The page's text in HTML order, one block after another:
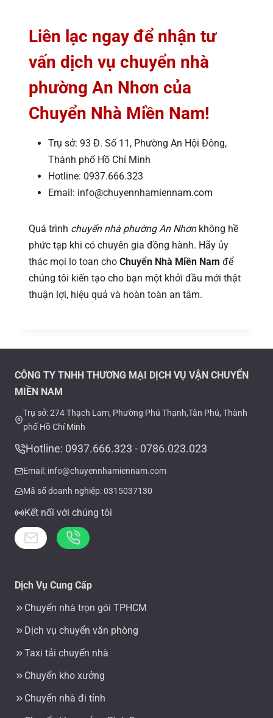
Liên lạc ngay để nhận tư
vấn dịch vụ chuyển nhà
phường An Nhơn của
Chuyển Nhà Miền Nam!
Trụ sở: 93 Đ. Số 11, Phường An Hội Đông,
Thành phố Hồ Chí Minh
Hotline: 0937.666.323
Email: info@chuyennhamiennam.com
Quá trình chuyển nhà phường An Nhơnkhông hề
phức tạp khi có chuyên gia đồng hành. Hãy ủy
thác mọi lo toan cho Chuyển Nhà Miền Nam để
chúng tôi kiến tạo cho bạn một khởi đầu mới thật
thuận lợi, hiệu quả và hoàn toàn an tâm.
CÔNG TY TNHH THƯƠNG MẠI DỊCH VỤ VẬN CHUYỂN
MIỀN NAM
Trụ sở: 274 Thạch Lam, Phường Phú Thạnh,Tân Phú, Thành
phố Hồ Chí Minh
Hotline: 0937.666.323 - 0786.023.023
Email: info@chuyennhamiennam.com
Mã số doanh nghiệp: 0315037130
Kết nối với chúng tôi
Dịch Vụ Cung Cấp
Chuyển nhà trọn gói TPHCM
Dịch vụ chuyển văn phòng
Taxi tải chuyển nhà
Chuyển kho xưởng
Chuyển nhà đi tỉnh